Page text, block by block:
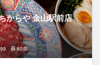
からや 金山駅前店
80席